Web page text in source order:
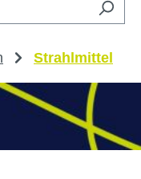
Strahlmittel